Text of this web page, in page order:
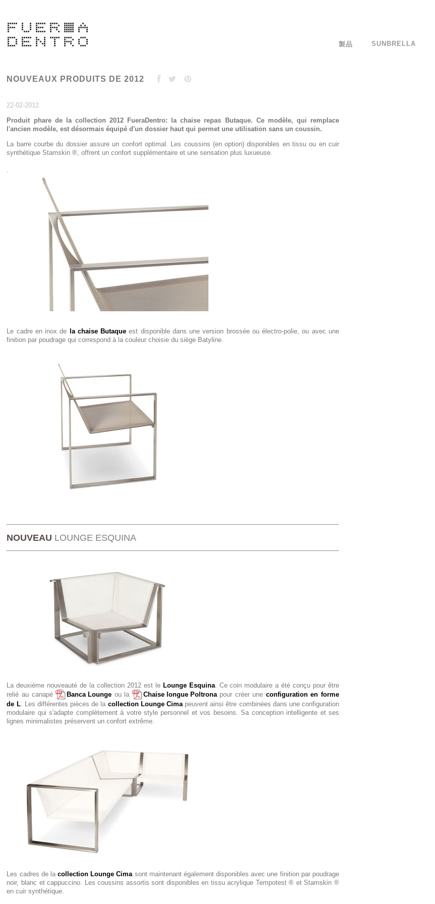
製品 SUNBRELLA
NOUVEAUX PRODUITS DE 2012
22-02-2012
Produit phare de la collection 2012 FueraDentro: la chaise repas Butaque. Ce modèle, qui remplace
l'ancien modèle, est désormais équipé d'un dossier haut qui permet une utilisation sans un coussin.
La barre courbe du dossier assure un confort optimal. Les coussins (en option) disponibles en tissu ou en cuir
synthétique Stamskin ®, offrent un confort supplémentaire et une sensation plus luxueuse.
.
Le cadre en inox de la chaise Butaque est disponible dans une version brossée ou électro-polie, ou avec une
finition par poudrage qui correspond à la couleur choisie du siège Batyline.
NOUVEAU LOUNGE ESQUINA
La deuxième nouveauté de la collection 2012 est le Lounge Esquina. Ce coin modulaire a été conçu pour être
relié au canapé
Banca Lounge ou la Chaise longue Poltronapour créer une configuration en forme
de L. Les différentes pièces de la collection Lounge Cimapeuvent ainsi être combinées dans une configuration
modulaire qui s'adapte complètement à votre style personnel et vos besoins. Sa conception intelligente et ses
lignes minimalistes préservent un confort extrême.
Les cadres de lacollection Lounge Cimasont maintenant également disponibles avec une finition par poudrage
noir, blanc et cappuccino. Les coussins assortis sont disponibles en tissu acrylique Tempotest ® et Stamskin ®
en cuir synthétique.